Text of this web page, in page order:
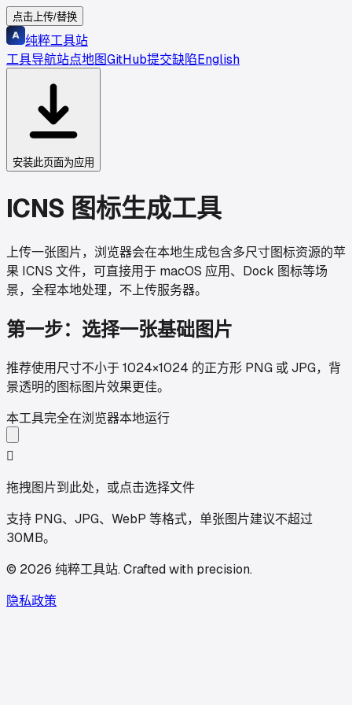
点击上传/替换
纯粹工具站
工具导航站点地图GitHub提交缺陷English
安装此页面为应用
ICNS 图标生成工具
上传一张图片，浏览器会在本地生成包含多尺寸图标资源的苹
果 ICNS 文件，可直接用于 macOS 应用、Dock 图标等场
景，全程本地处理，不上传服务器。
第一步：选择一张基础图片
推荐使用尺寸不小于 1024×1024 的正方形 PNG 或 JPG，背
景透明的图标图片效果更佳。
本工具完全在浏览器本地运行

拖拽图片到此处，或点击选择文件
支持 PNG、JPG、WebP 等格式，单张图片建议不超过
30MB。
© 2026 纯粹工具站.Crafted with precision.
隐私政策